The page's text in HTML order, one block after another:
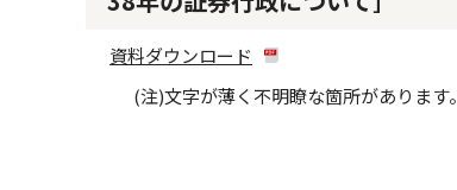
資料ダウンロード
(注)文字が薄く不明瞭な箇所があります。